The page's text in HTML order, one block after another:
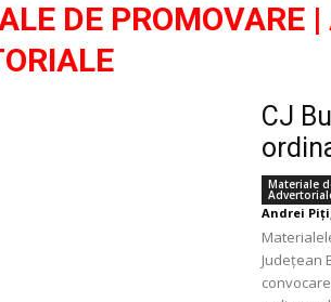
DE PROMOVARE
CJ
Materiale
Andrei
Județean